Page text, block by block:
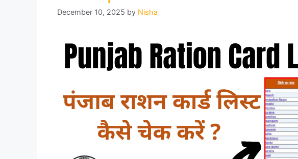
December 10, 2025 by Nisha